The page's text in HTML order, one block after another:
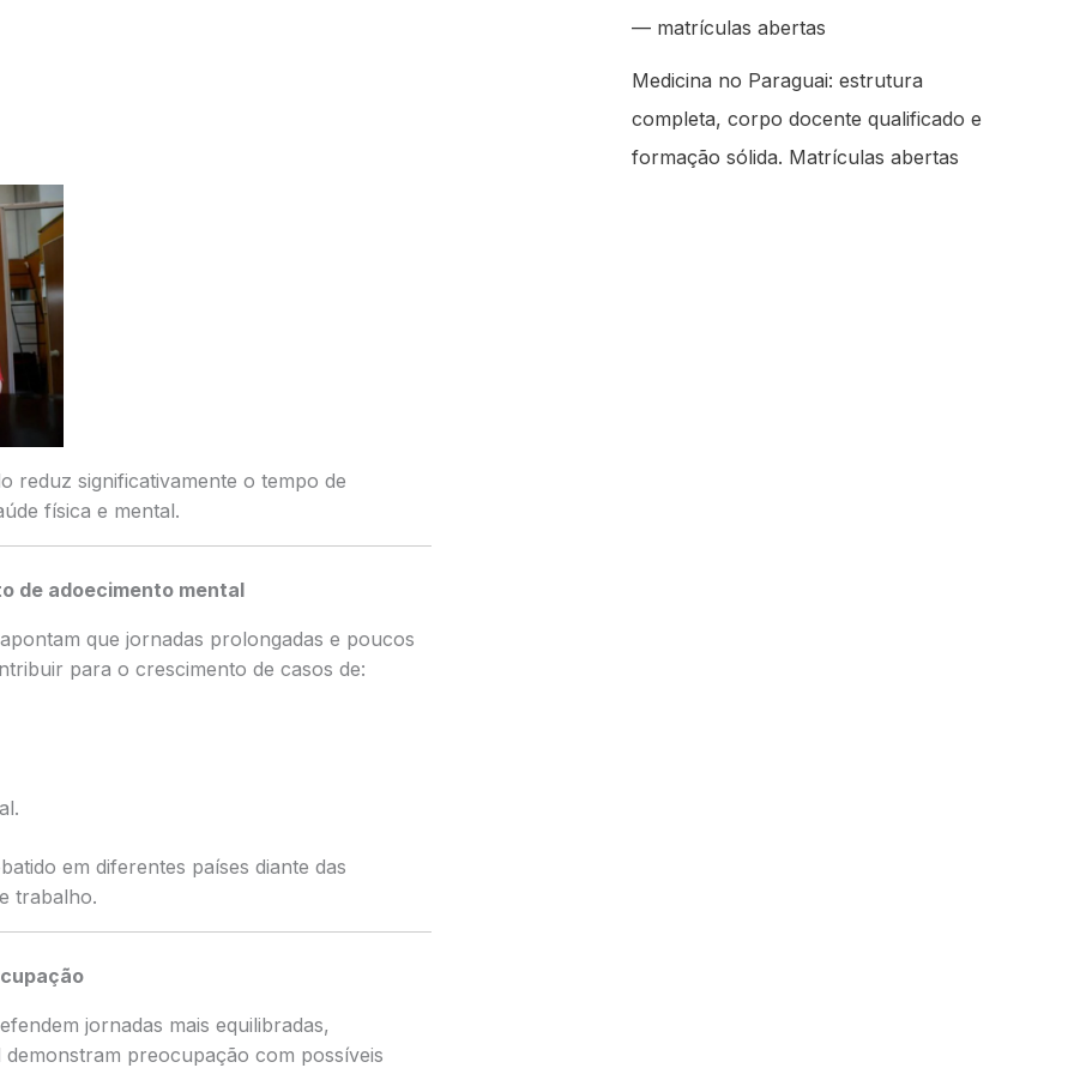
reduz significativamente o tempo de
física e mental.
de adoecimento mental
que jornadas prolongadas e poucos
para o crescimento de casos de:
em diferentes países diante das
trabalho.
jornadas mais equilibradas,
preocupação com possíveis
— matrículas abertas
Medicina no Paraguai: estrutura
completa, corpo docente qualificado e
formação sólida. Matrículas abertas